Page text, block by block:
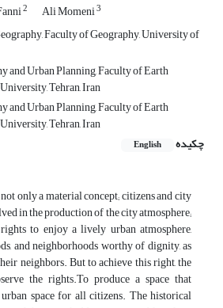
2 Ali Momeni3
Faculty of Geography, University of
and Urban Planning, Faculty of Earth
Tehran, Iran
and Urban Planning, Faculty of Earth
Tehran, Iran
چکیده
English
only a material concept; citizens and city
in the production of the city atmosphere;
to enjoy a lively urban atmosphere,
and neighborhoods worthy of dignity, as
neighbors. But to achieve this right, the
the rights.To produce a space that
space for all citizens. The historical